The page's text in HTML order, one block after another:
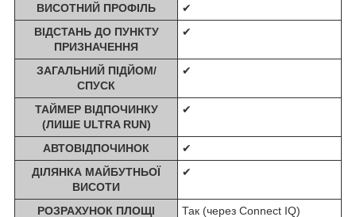
ВИСОТНИЙ ПРОФІЛЬ
✔
ВІДСТАНЬ ДО ПУНКТУ
ПРИЗНАЧЕННЯ
✔
ЗАГАЛЬНИЙ ПІДЙОМ/
СПУСК
✔
ТАЙМЕР ВІДПОЧИНКУ
(ЛИШЕ ULTRA RUN)
✔
АВТОВІДПОЧИНОК
✔
ДІЛЯНКА МАЙБУТНЬОЇ
ВИСОТИ
✔
РОЗРАХУНОК ПЛОЩІ Так (через Connect IQ)